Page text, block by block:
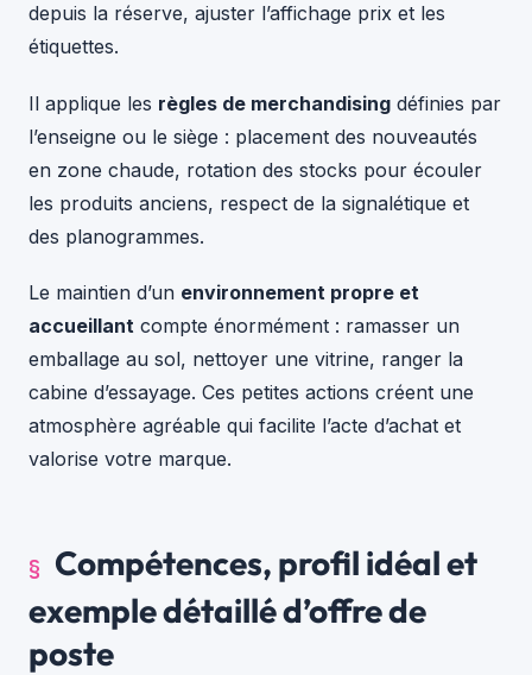
depuis la réserve, ajuster l’affichage prix et les
étiquettes.
Il applique les règles de merchandising définies par
l’enseigne ou le siège : placement des nouveautés
en zone chaude, rotation des stocks pour écouler
les produits anciens, respect de la signalétique et
des planogrammes.
Le maintien d’un environnement propre et
accueillant compte énormément : ramasser un
emballage au sol, nettoyer une vitrine, ranger la
cabine d’essayage. Ces petites actions créent une
atmosphère agréable qui facilite l’acte d’achat et
valorise votre marque.
Compétences, profil idéal et
exemple détaillé d’offre de
poste